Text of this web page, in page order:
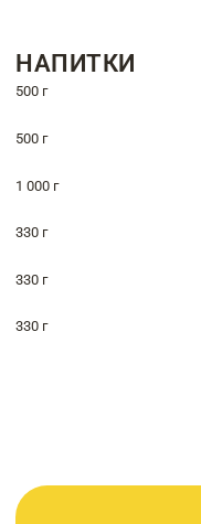
НАПИТКИ
500 г
500 г
1 000 г
330 г
330 г
330 г